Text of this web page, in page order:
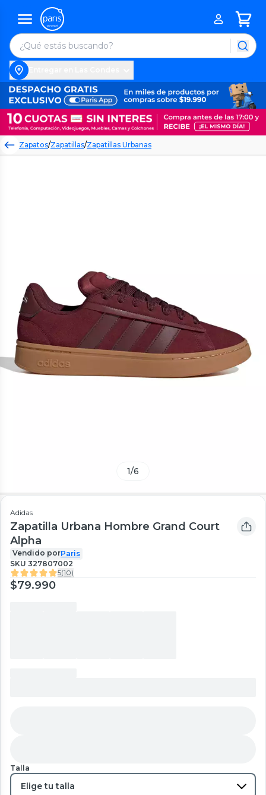
Zapatos/Zapatillas/Zapatillas Urbanas
1/6
Adidas
Zapatilla Urbana Hombre Grand Court
Alpha
Vendido porParis
SKU 327807002
5(10)
$79.990
Talla